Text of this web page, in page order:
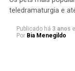
teledramaturgia e
Publicado há 3 anos
Por Bia Menegildo